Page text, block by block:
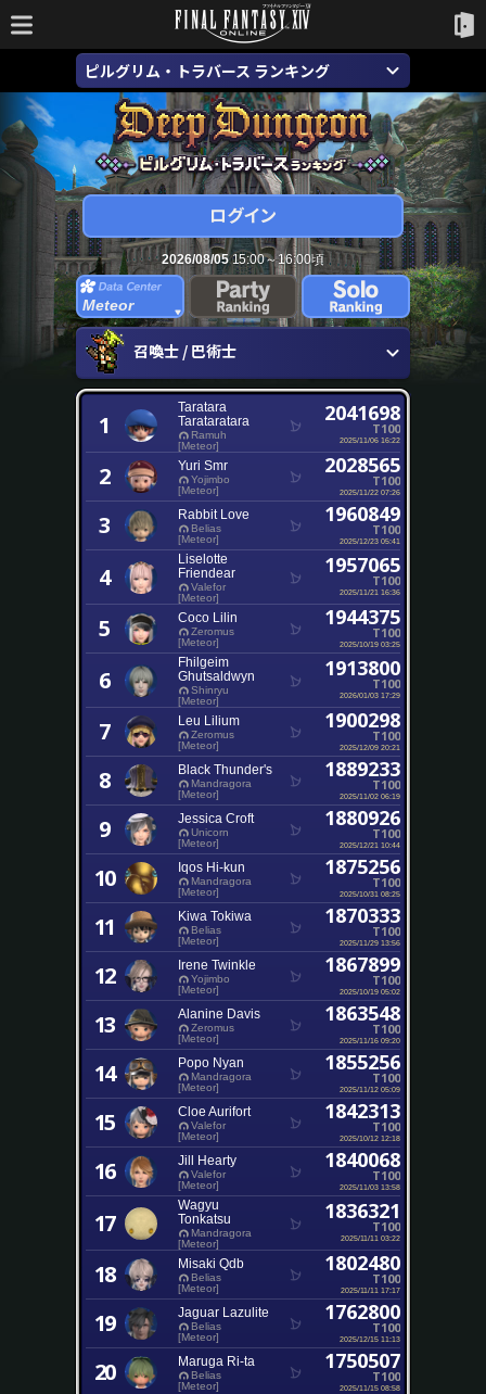
ピルグリム・トラバース ランキング
2026/08/0515:00～16:00頃
Meteor
召喚士 / 巴術士
1
Taratara
Tarataratara
Ramuh
[Meteor]
2041698
T100
2025/11/06 16:22
2 Yuri Smr
Yojimbo
[Meteor]
2028565
T100
2025/11/22 07:26
3 Rabbit Love
Belias
[Meteor]
1960849
T100
2025/12/23 05:41
4
Liselotte
Friendear
Valefor
[Meteor]
1957065
T100
2025/11/21 16:36
5 Coco Lilin
Zeromus
[Meteor]
1944375
T100
2025/10/19 03:25
6
Fhilgeim
Ghutsaldwyn
Shinryu
[Meteor]
1913800
T100
2026/01/03 17:29
7 Leu Lilium
Zeromus
[Meteor]
1900298
T100
2025/12/09 20:21
8 Black Thunder's
Mandragora
[Meteor]
1889233
T100
2025/11/02 06:19
9 Jessica Croft
Unicorn
[Meteor]
1880926
T100
2025/12/21 10:44
10 Iqos Hi-kun
Mandragora
[Meteor]
1875256
T100
2025/10/31 08:25
11 Kiwa Tokiwa
Belias
[Meteor]
1870333
T100
2025/11/29 13:56
12 Irene Twinkle
Yojimbo
[Meteor]
1867899
T100
2025/10/19 05:02
13 Alanine Davis
Zeromus
[Meteor]
1863548
T100
2025/11/16 09:20
14 Popo Nyan
Mandragora
[Meteor]
1855256
T100
2025/11/12 05:09
15 Cloe Aurifort
Valefor
[Meteor]
1842313
T100
2025/10/12 12:18
16 Jill Hearty
Valefor
[Meteor]
1840068
T100
2025/11/03 13:58
17
Wagyu
Tonkatsu
Mandragora
[Meteor]
1836321
T100
2025/11/11 03:22
18 Misaki Qdb
Belias
[Meteor]
1802480
T100
2025/11/11 17:17
19 Jaguar Lazulite
Belias
[Meteor]
1762800
T100
2025/12/15 11:13
20 Maruga Ri-ta
Belias
[Meteor]
1750507
T100
2025/11/15 08:58